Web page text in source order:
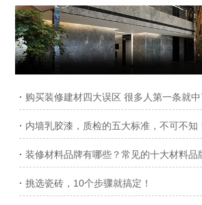
· 购买装修建材四大误区 很多人第一条就中
· 内墙乳胶漆，质检的五大标准，不可不知
· 装修材料品牌有哪些？常见的十大材料品
· 挑选瓷砖，10个步骤就搞定！